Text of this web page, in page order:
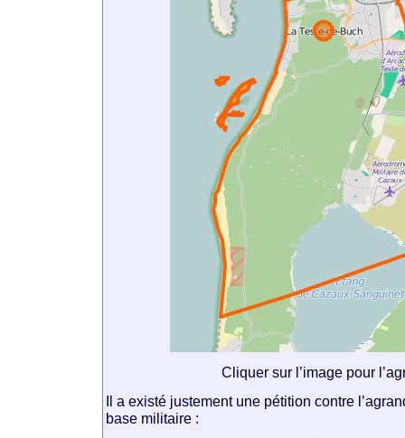
Cliquer sur l’image pour
Il a existé justement une pétition contre
base militaire :